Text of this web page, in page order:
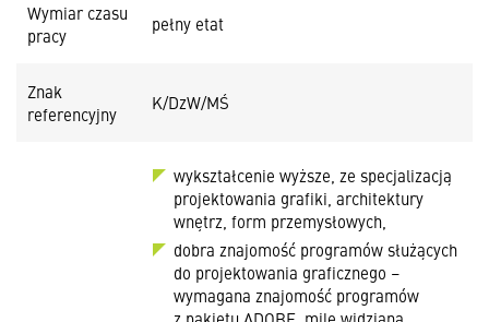
Wymiar czasu
pracy
pełny etat
Znak
referencyjny
K/DzW/MŚ
wykształcenie wyższe, ze specjalizacją
projektowania grafiki, architektury
wnętrz, form przemysłowych,
dobra znajomość programów służących
do projektowania graficznego –
wymagana znajomość programów